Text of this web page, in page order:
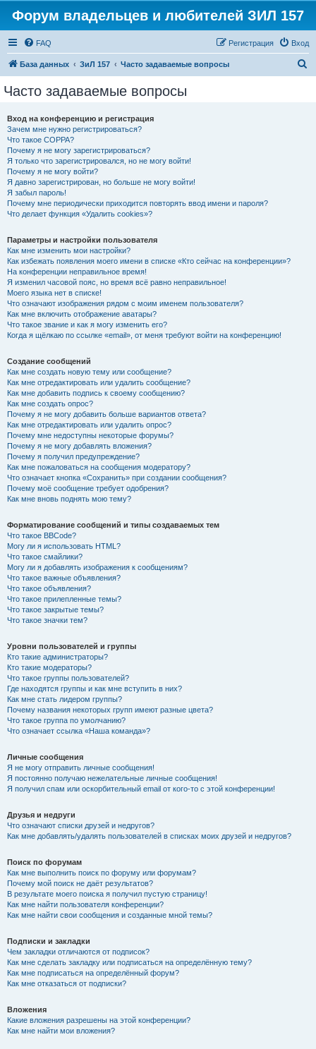
Форум владельцев и любителей ЗИЛ 157
FAQ Вход
Регистрация
База данных ЗиЛ 157 Часто задаваемые вопросы
Часто задаваемые вопросы
Вход на конференцию и регистрация
Зачем мне нужно регистрироваться?
Что такое COPPA?
Почему я не могу зарегистрироваться?
Я только что зарегистрировался, но не могу войти!
Почему я не могу войти?
Я давно зарегистрирован, но больше не могу войти!
Я забыл пароль!
Почему мне периодически приходится повторять ввод имени и пароля?
Что делает функция «Удалить cookies»?
Параметры и настройки пользователя
Как мне изменить мои настройки?
Как избежать появления моего имени в списке «Кто сейчас на конференции»?
На конференции неправильное время!
Я изменил часовой пояс, но время всё равно неправильное!
Моего языка нет в списке!
Что означают изображения рядом с моим именем пользователя?
Как мне включить отображение аватары?
Что такое звание и как я могу изменить его?
Когда я щёлкаю по ссылке «email», от меня требуют войти на конференцию!
Создание сообщений
Как мне создать новую тему или сообщение?
Как мне отредактировать или удалить сообщение?
Как мне добавить подпись к своему сообщению?
Как мне создать опрос?
Почему я не могу добавить больше вариантов ответа?
Как мне отредактировать или удалить опрос?
Почему мне недоступны некоторые форумы?
Почему я не могу добавлять вложения?
Почему я получил предупреждение?
Как мне пожаловаться на сообщения модератору?
Что означает кнопка «Сохранить» при создании сообщения?
Почему моё сообщение требует одобрения?
Как мне вновь поднять мою тему?
Форматирование сообщений и типы создаваемых тем
Что такое BBCode?
Могу ли я использовать HTML?
Что такое смайлики?
Могу ли я добавлять изображения к сообщениям?
Что такое важные объявления?
Что такое объявления?
Что такое прилепленные темы?
Что такое закрытые темы?
Что такое значки тем?
Уровни пользователей и группы
Кто такие администраторы?
Кто такие модераторы?
Что такое группы пользователей?
Где находятся группы и как мне вступить в них?
Как мне стать лидером группы?
Почему названия некоторых групп имеют разные цвета?
Что такое группа по умолчанию?
Что означает ссылка «Наша команда»?
Личные сообщения
Я не могу отправить личные сообщения!
Я постоянно получаю нежелательные личные сообщения!
Я получил спам или оскорбительный email от кого-то с этой конференции!
Друзья и недруги
Что означают списки друзей и недругов?
Как мне добавлять/удалять пользователей в списках моих друзей и недругов?
Поиск по форумам
Как мне выполнить поиск по форуму или форумам?
Почему мой поиск не даёт результатов?
В результате моего поиска я получил пустую страницу!
Как мне найти пользователя конференции?
Как мне найти свои сообщения и созданные мной темы?
Подписки и закладки
Чем закладки отличаются от подписок?
Как мне сделать закладку или подписаться на определённую тему?
Как мне подписаться на определённый форум?
Как мне отказаться от подписки?
Вложения
Какие вложения разрешены на этой конференции?
Как мне найти мои вложения?